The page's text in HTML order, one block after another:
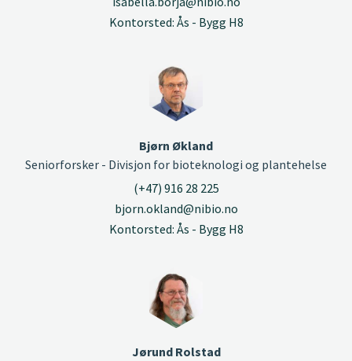
Kontorsted: Ås - Bygg H8
Bjørn Økland
Seniorforsker - Divisjon for bioteknologi og plantehelse
(+47) 916 28 225
bjorn.okland@nibio.no
Kontorsted: Ås - Bygg H8
Jørund Rolstad